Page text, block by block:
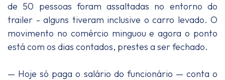
de 50 pessoas foram assaltadas no entorno do
trailer - alguns tiveram inclusive o carro levado. O
movimento no comércio minguou e agora o ponto
está com os dias contados, prestes a ser fechado.
— Hoje só paga o salário do funcionário — conta o